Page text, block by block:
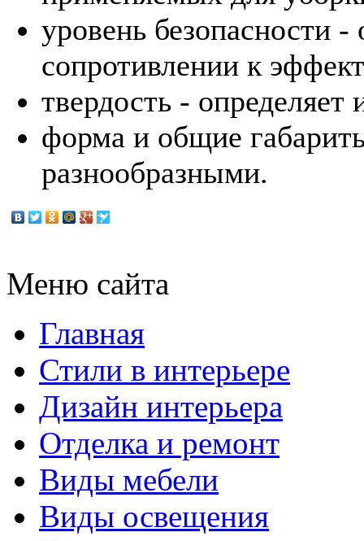
уровень безопасности
сопротивлении к
твердость - определяет
форма и общие
разнообразными.
Меню сайта
Главная
Стили в интерьере
Дизайн интерьера
Отделка и ремонт
Виды мебели
Виды освещения